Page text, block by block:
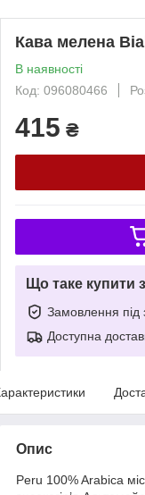
Кава мелена
В наявності
Код: 096080466
415 ₴
Що таке купити
Замовлення під
Доступна
Опис
Peru 100% Arabica